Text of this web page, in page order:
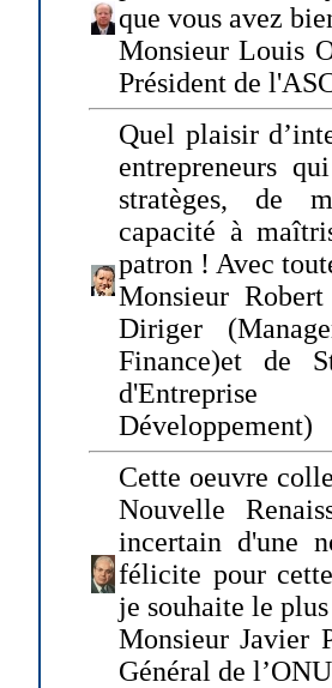
que vous avez
Monsieur Louis
Président de
Quel plaisir
entrepreneurs
stratèges, de
capacité à
patron ! Avec
Monsieur
Diriger
Finance)et de
Développement)
Cette oeuvre
Nouvelle
incertain d'une
félicite pour
je souhaite le
Monsieur Javier
Général de